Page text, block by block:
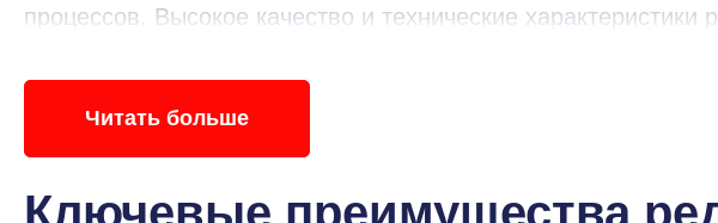
процессов. Высокое качество и технические
Читать больше
Ключевые преимущества